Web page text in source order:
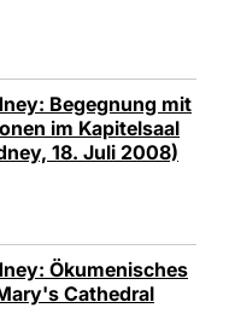
Begegnung mit
im Kapitelsaal
18. Juli 2008)
Ökumenisches
Cathedral